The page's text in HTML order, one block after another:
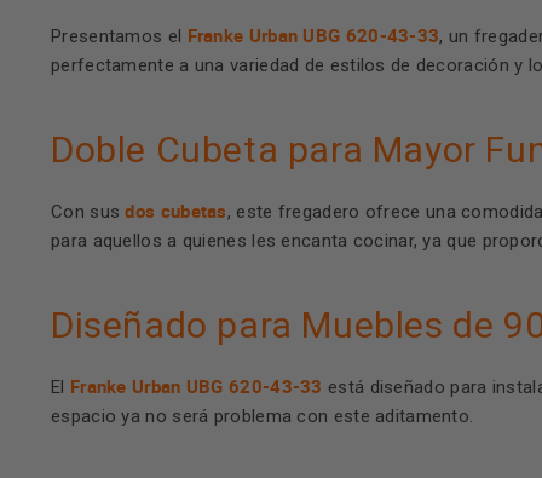
Presentamos el Franke Urban UBG 620-43-33, un
perfectamente a una variedad de estilos de decoración y
Doble Cubeta para Mayor
Con susdos cubetas, este fregadero ofrece una
para aquellos a quienes les encanta cocinar, ya que
Diseñado para Muebles de
El Franke Urban UBG 620-43-33 está diseñado para
espacio ya no será problema con este aditamento.